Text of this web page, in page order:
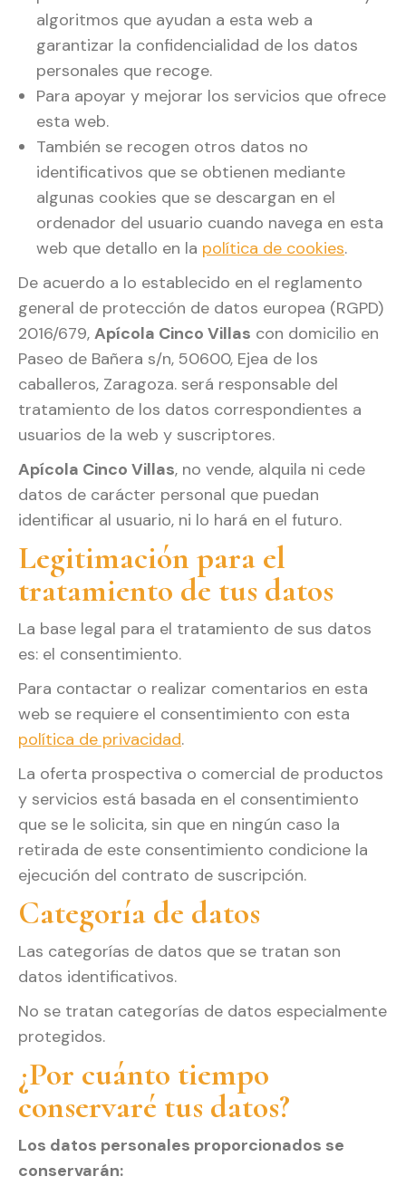
algoritmos que ayudan a esta web a
garantizar la confidencialidad de los datos
personales que recoge.
Para apoyar y mejorar los servicios que ofrece
esta web.
También se recogen otros datos no
identificativos que se obtienen mediante
algunas cookies que se descargan en el
ordenador del usuario cuando navega en esta
web que detallo en la política de cookies.
De acuerdo a lo establecido en el reglamento
general de protección de datos europea (RGPD)
2016/679, Apícola Cinco Villas con domicilio en
Paseo de Bañera s/n, 50600, Ejea de los
caballeros, Zaragoza. será responsable del
tratamiento de los datos correspondientes a
usuarios de la web y suscriptores.
Apícola Cinco Villas, no vende, alquila ni cede
datos de carácter personal que puedan
identificar al usuario, ni lo hará en el futuro.
Legitimación para el
tratamiento de tus datos
La base legal para el tratamiento de sus datos
es: el consentimiento.
Para contactar o realizar comentarios en esta
web se requiere el consentimiento con esta
política de privacidad.
La oferta prospectiva o comercial de productos
y servicios está basada en el consentimiento
que se le solicita, sin que en ningún caso la
retirada de este consentimiento condicione la
ejecución del contrato de suscripción.
Categoría de datos
Las categorías de datos que se tratan son
datos identificativos.
No se tratan categorías de datos especialmente
protegidos.
¿Por cuánto tiempo
conservaré tus datos?
Los datos personales proporcionados se
conservarán: